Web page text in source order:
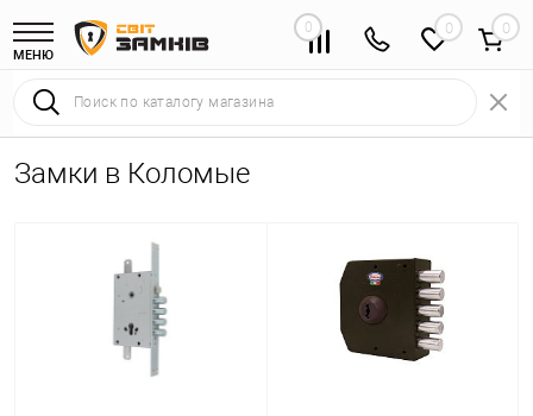
МЕНЮ
0 0
Замки в Коломые